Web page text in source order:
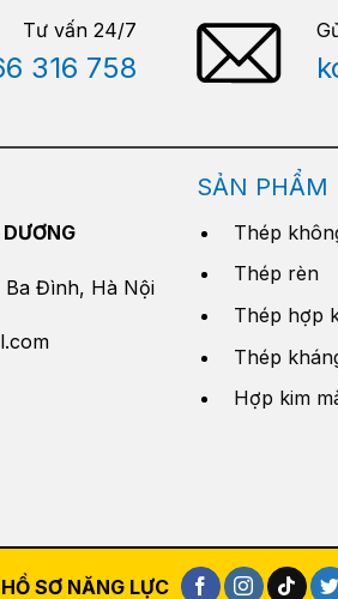
Tư vấn 24/7
316 758
Ba Đình, Hà Nội
SẢN PHẨM
Thép
Thép rèn
Thép hợp
Thép
Hợp kim
HỒ SƠ NĂNG LỰC